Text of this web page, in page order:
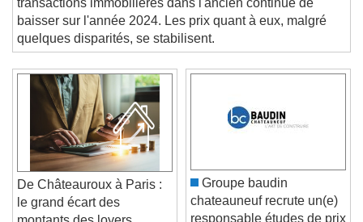
transactions immobilières dans l'ancien continue de
baisser sur l'année 2024. Les prix quant à eux, malgré
quelques disparités, se stabilisent.
De Châteauroux à Paris :
le grand écart des
Groupe baudin
chateauneuf recrute un(e)